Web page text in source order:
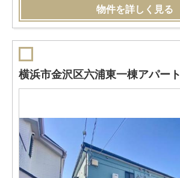
物件を詳しく見る
横浜市金沢区六浦東一棟アパート